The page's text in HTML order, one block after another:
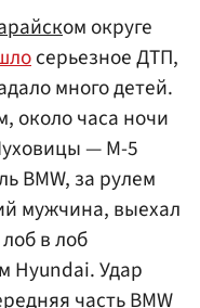
ом округе
серьезное ДТП,
много детей.
около часа ночи
— М-5
BMW, за рулем
мужчина, выехал
в лоб
Hyundai. Удар
часть BMW